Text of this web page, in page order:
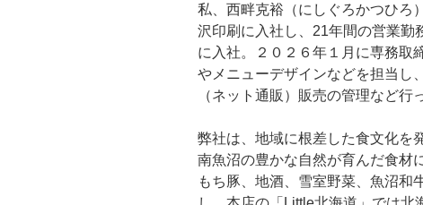
私、西畔克裕（にしぐろかつひろ
沢印刷に入社し、21年間の営業勤
に入社。２０２６年１月に専務取
やメニューデザインなどを担当し
（ネット通販）販売の管理など行
弊社は、地域に根差した食文化を
南魚沼の豊かな自然が育んだ食材
もち豚、地酒、雪室野菜、魚沼和